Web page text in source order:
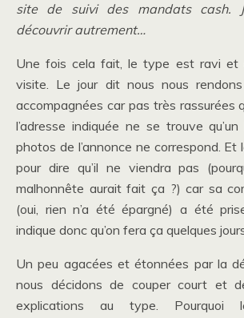
site de suivi des mandats cash.
découvrir autrement…
Une fois cela fait, le type est ravi et
visite. Le jour dit nous nous
accompagnées car pas très rassurées
l’adresse indiquée ne se trouve
photos de l’annonce ne correspond.
pour dire qu’il ne viendra pas
malhonnête aurait fait ça ?) car sa
(oui, rien n’a été épargné) a été
indique donc qu’on fera ça quelques
Un peu agacées et étonnées par la
nous décidons de couper court et
explications au type. Pourquoi